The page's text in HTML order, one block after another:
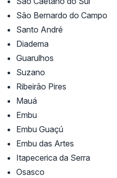
São Bernardo do Campo
Santo André
Diadema
Guarulhos
Suzano
Ribeirão Pires
Mauá
Embu
Embu Guaçú
Embu das Artes
Itapecerica da Serra
Osasco